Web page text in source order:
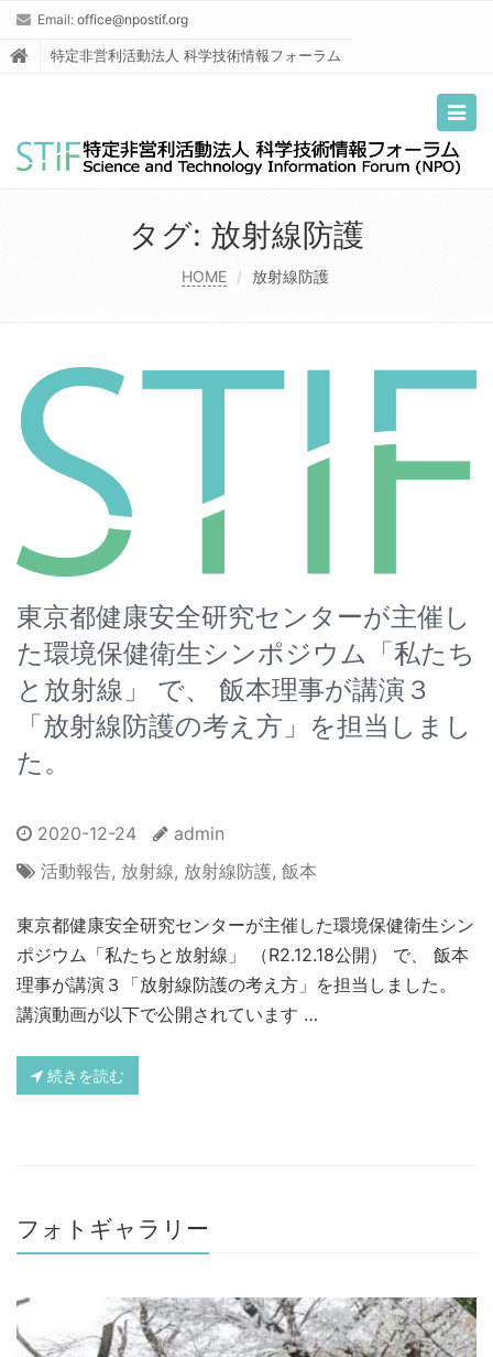
Email: office@npostif.org
特定非営利活動法人 科学技術情報フォーラム
タグ: 放射線防護
HOME 放射線防護
東京都健康安全研究センターが主催し
た環境保健衛生シンポジウム「私たち
と放射線」 で、 飯本理事が講演３
「放射線防護の考え方」を担当しまし
た。
2020-12-24
admin
活動報告, 放射線, 放射線防護, 飯本
東京都健康安全研究センターが主催した環境保健衛生シン
ポジウム「私たちと放射線」 （R2.12.18公開） で、 飯本
理事が講演３「放射線防護の考え方」を担当しました。
講演動画が以下で公開されています …
続きを読む
フォトギャラリー